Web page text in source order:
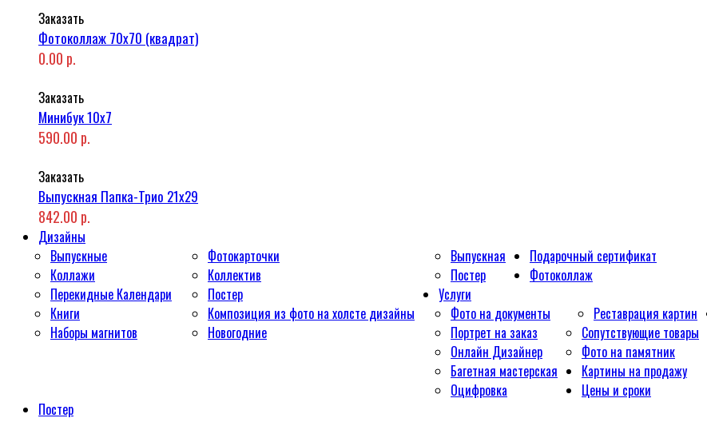
Заказать
Фотоколлаж 70x70 (квадрат)
0.00 р.
Заказать
Минибук 10х7
590.00 р.
Заказать
Выпускная Папка-Трио 21x29
842.00 р.
Дизайны
Выпускные
Коллажи
Перекидные Календари
Книги
Наборы магнитов
Фотокарточки
Коллектив
Постер
Композиция из фото на холсте дизайны
Новогодние
Выпускная
Постер
Подарочный сертификат
Фотоколлаж
Услуги
Фото на документы
Портрет на заказ
Онлайн Дизайнер
Багетная мастерская
Оцифровка
Реставрация картин
Сопутствующие товары
Фото на памятник
Картины на продажу
Цены и сроки
Постер